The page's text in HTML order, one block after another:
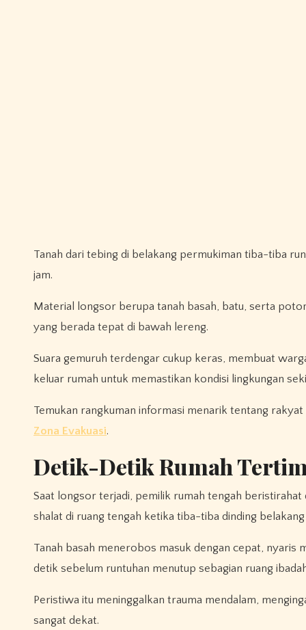
Tanah dari tebing di belakang permukiman tiba-tiba
jam.
Material longsor berupa tanah basah, batu, serta
yang berada tepat di bawah lereng.
Suara gemuruh terdengar cukup keras, membuat
keluar rumah untuk memastikan kondisi lingkungan
Temukan rangkuman informasi menarik tentang
Zona Evakuasi.
Detik-Detik Rumah
Saat longsor terjadi, pemilik rumah tengah
shalat di ruang tengah ketika tiba-tiba dinding
Tanah basah menerobos masuk dengan cepat, nyaris
detik sebelum runtuhan menutup sebagian ruang
Peristiwa itu meninggalkan trauma mendalam,
sangat dekat.